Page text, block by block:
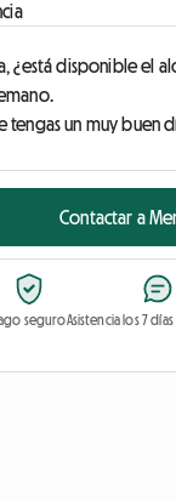
Contactar a
seguroAsistencia los 7